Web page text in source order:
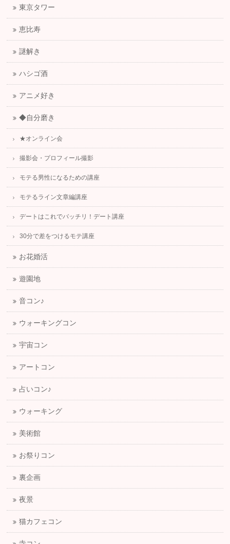
東京タワー
恵比寿
謎解き
ハシゴ酒
アニメ好き
◆自分磨き
★オンライン会
撮影会・プロフィール撮影
モテる男性になるための講座
モテるライン文章編講座
デートはこれでバッチリ！デート講座
30分で差をつけるモテ講座
お花婚活
遊園地
音コン♪
ウォーキングコン
宇宙コン
アートコン
占いコン♪
ウォーキング
美術館
お祭りコン
裏企画
夜景
猫カフェコン